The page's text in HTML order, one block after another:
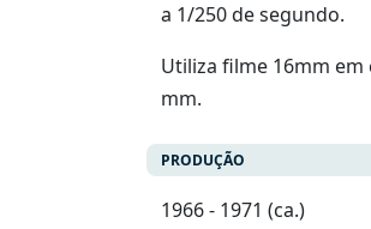
a 1/250 de segundo.
Utiliza filme 16mm em
mm.
PRODUÇÃO
1966 - 1971 (ca.)